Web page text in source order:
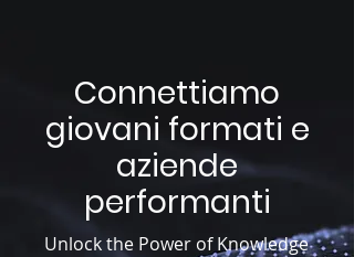
Connettiamo
giovani formati e
aziende
performanti
Unlock the Power of Knowledge